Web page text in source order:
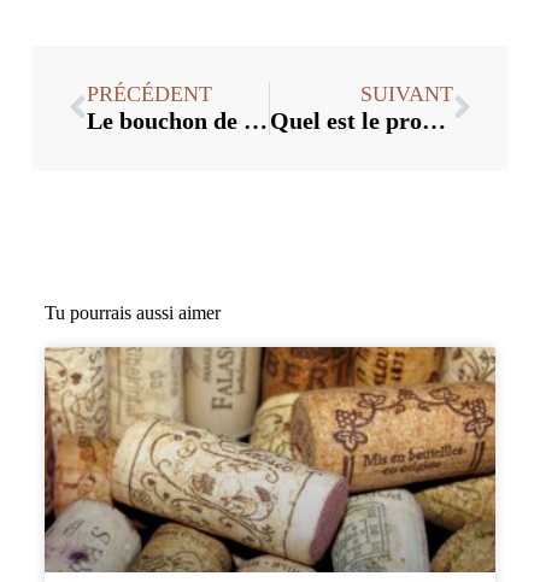
PRÉCÉDENT
Le bouchon de bouteille en verre personnalisé nécessite un processus de fabrication élevé
SUIVANT
Quel est le processus de fabrication du bouchon de vin en verre
Tu pourrais aussi aimer